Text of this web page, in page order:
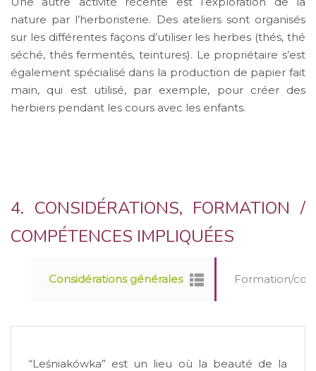
nature par l’herboristerie. Des ateliers sont organisés
sur les différentes façons d’utiliser les herbes (thés, thé
séché, thés fermentés, teintures). Le propriétaire s’est
également spécialisé dans la production de papier fait
main, qui est utilisé, par exemple, pour créer des
herbiers pendant les cours avec les enfants.
4. CONSIDÉRATIONS, FORMATION /
COMPÉTENCES IMPLIQUÉES
Considérations générales Formation/
“Leśniakówka” est un lieu où la beauté de la